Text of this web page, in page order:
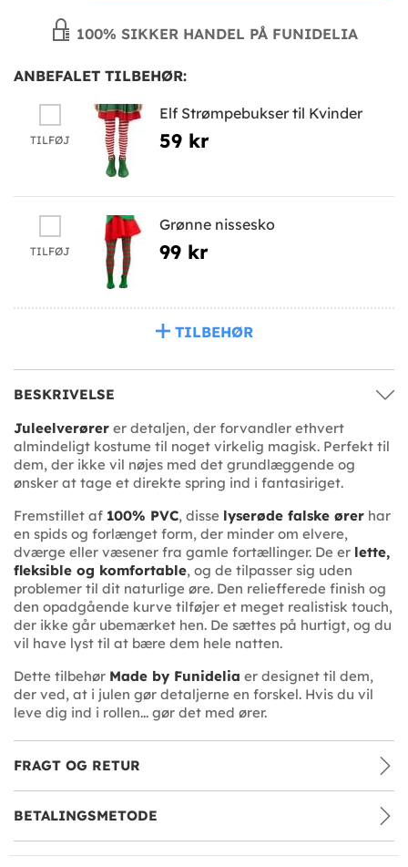
100% SIKKER HANDEL PÅ FUNIDELIA
ANBEFALET TILBEHØR:
TILFØJ
Elf Strømpebukser til Kvinder
59 kr
TILFØJ
Grønne nissesko
99 kr
TILBEHØR
BESKRIVELSE
Juleelverører er detaljen, der forvandler ethvert
almindeligt kostume til noget virkelig magisk. Perfekt til
dem, der ikke vil nøjes med det grundlæggende og
ønsker at tage et direkte spring ind i fantasiriget.
Fremstillet af 100% PVC, disse lyserøde falske ører har
en spids og forlænget form, der minder om elvere,
dværge eller væsener fra gamle fortællinger. De er lette,
fleksible og komfortable, og de tilpasser sig uden
problemer til dit naturlige øre. Den reliefferede finish og
den opadgående kurve tilføjer et meget realistisk touch,
der ikke går ubemærket hen. De sættes på hurtigt, og du
vil have lyst til at bære dem hele natten.
Dette tilbehør Made by Funidelia er designet til dem,
der ved, at i julen gør detaljerne en forskel. Hvis du vil
leve dig ind i rollen... gør det med ører.
FRAGT OG RETUR
BETALINGSMETODE